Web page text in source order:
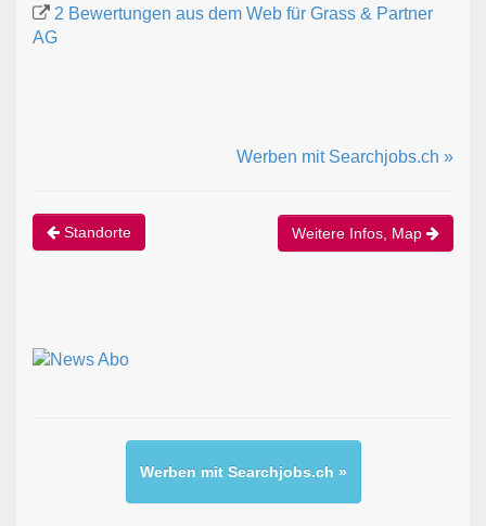
2 Bewertungen aus dem Web für Grass & Partner
AG
Werben mit Searchjobs.ch »
Standorte Weitere Infos, Map
Werben mit Searchjobs.ch »